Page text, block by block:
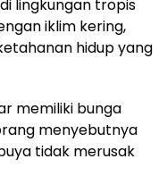
lingkungan tropis
iklim kering,
hidup yang
memiliki bunga
menyebutnya
tidak merusak